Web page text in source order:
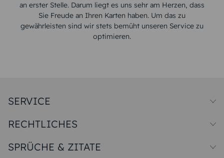
an erster Stelle. Darum liegt es uns sehr am Herzen, dass
Sie Freude an Ihren Karten haben. Um das zu
gewährleisten sind wir stets bemüht unseren Service zu
optimieren.
SERVICE
Papiersorten
Unsere Produktion
Magazin
RECHTLICHES
Widerrufsbelehrung
SPRÜCHE & ZITATE